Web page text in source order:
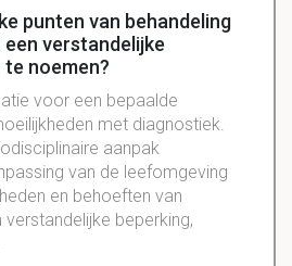
punten van behandeling
verstandelijke
te noemen?
voor een bepaalde
met diagnostiek.
aanpak
van de leefomgeving
en behoeften van
beperking,